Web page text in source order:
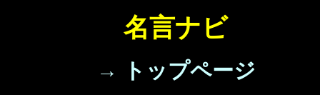
名言ナビ
→ トップページ